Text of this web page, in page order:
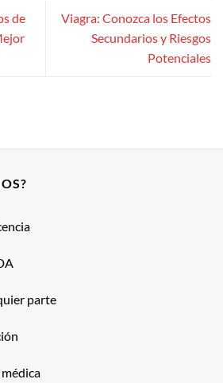
de
Viagra: Conozca los Efectos
Secundarios y Riesgos
Potenciales
parte